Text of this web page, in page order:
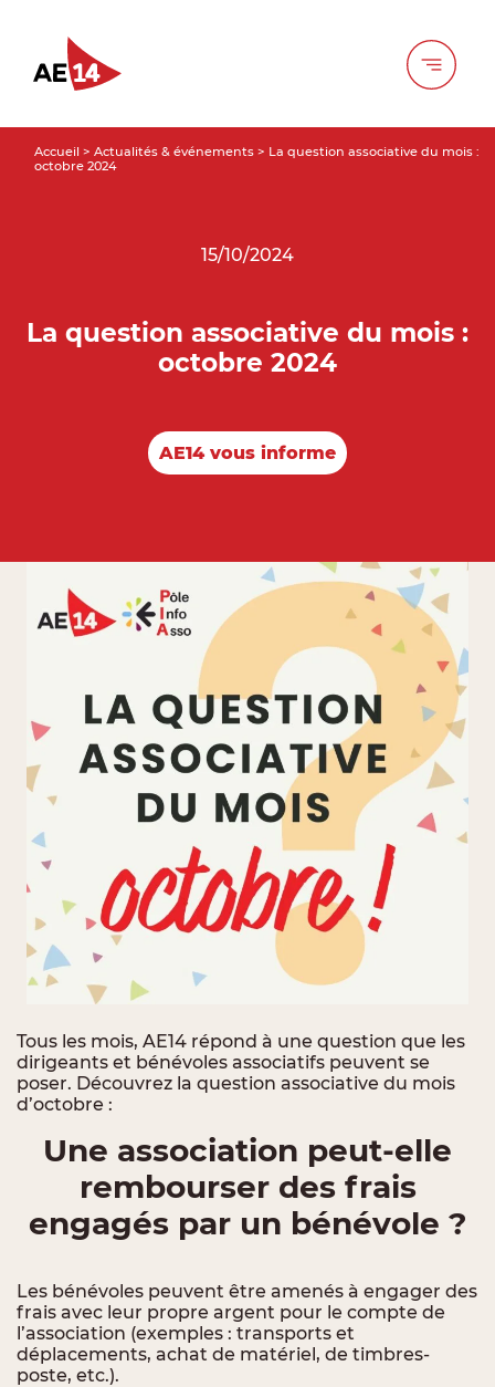
Accueil > Actualités & événements > La question associative du mois :
octobre 2024
15/10/2024
La question associative du mois :
octobre 2024
AE14 vous informe
Tous les mois, AE14 répond à une question que les
dirigeants et bénévoles associatifs peuvent se
poser. Découvrez la question associative du mois
d’octobre :
Une association peut-elle
rembourser des frais
engagés par un bénévole ?
Les bénévoles peuvent être amenés à engager des
frais avec leur propre argent pour le compte de
l’association (exemples : transports et
déplacements, achat de matériel, de timbres-
poste, etc.).